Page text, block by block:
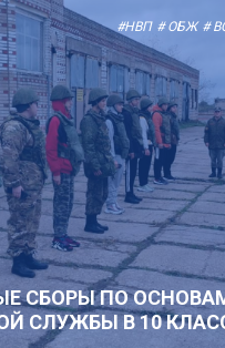
#НВП # ОБЖ #
СБОРЫ ПО
СЛУЖБЫ В 10